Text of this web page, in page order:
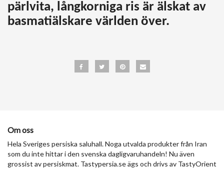
pärlvita, långkorniga ris är älskat av
basmatiälskare världen över.
Om oss
Hela Sveriges persiska saluhall. Noga utvalda produkter från Iran
som du inte hittar i den svenska dagligvaruhandeln! Nu även
grossist av persiskmat. Tastypersia.se ägs och drivs av TastyOrient